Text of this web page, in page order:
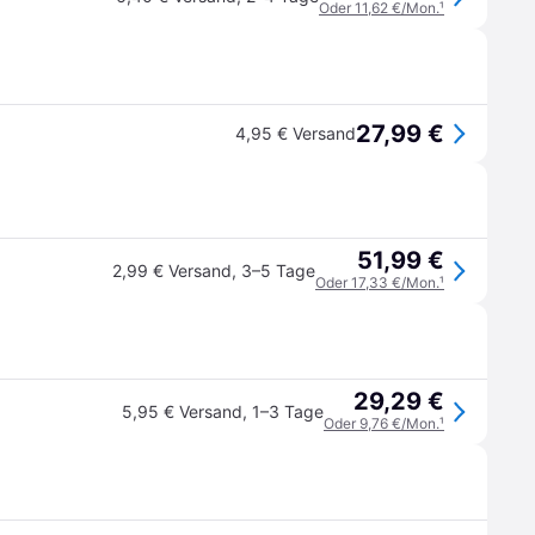
Oder 11,62 €/Mon.¹
4,95 € Versand27,99 €
2,99 € Versand, 3–5 Tage 51,99 €
Oder 17,33 €/Mon.¹
5,95 € Versand, 1–3 Tage 29,29 €
Oder 9,76 €/Mon.¹